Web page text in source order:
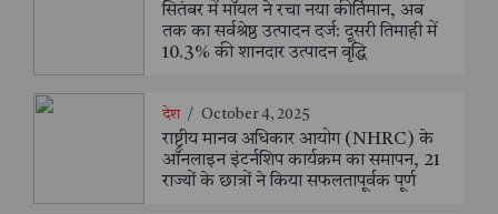
सितंबर में मॉयल ने रचा नया कीर्तिमान, अब
तक का सर्वश्रेष्ठ उत्पादन दर्ज: दूसरी तिमाही में
10.3% की शानदार उत्पादन वृद्धि
देश / October 4, 2025
राष्ट्रीय मानव अधिकार आयोग (NHRC) के
ऑनलाइन इंटर्नशिप कार्यक्रम का समापन, 21
राज्यों के छात्रों ने किया सफलतापूर्वक पूर्ण